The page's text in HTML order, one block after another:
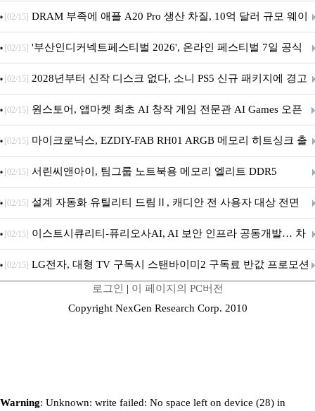
[02/15] DRAM 부족에 애플 A20 Pro 생산 차질, 10억 달러 규모 웨이
퍼 대기
[02/15] '부산인디커넥트페스티벌 2026', 온라인 페스티벌 7일 공식
개막... 22일간 진행
[02/15] 2028년부터 신작 디스크 없다, 소니 PS5 신규 패키지에 경고
문 추가
[02/15] 원스토어, 앱마켓 최초 AI 창작 게임 전문관 AI Games 오픈
[02/15] 마이크로닉스, EZDIY-FAB RH01 ARGB 메모리 히트싱크 출
시
[02/15] 서린씨앤아이, 팀그룹 노트북용 메모리 엘리트 DDR5
5600MHz 16GB 출시
[02/15] 설계 자동화 유틸리티 드림Ⅱ, 캐디안 전 사용자 대상 전면
무상 배포
[02/15] 이스트시큐리티-퓨리오사AI, AI 보안 인프라 공동개발… 차
세대 AI 보안 플랫폼 구축
[02/15] LG전자, 대형 TV 구독시 스탠바이미2 구독료 반값 프로모션
로그인 | 이 페이지의 PC버전
Copyright NexGen Research Corp. 2010
Warning: Unknown: write failed: No space left on device (28) in